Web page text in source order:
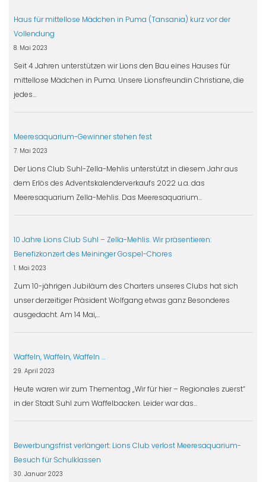
Haus für mittellose Mädchen in Puma (Tansania) kurz vor der
Vollendung
8. Mai 2023
Seit 4 Jahren unterstützen wir Lions den Bau eines Hauses für
mittellose Mädchen in Puma. Unsere Lionsfreundin Christiane, die
jedes…
Meeresaquarium-Gewinner stehen fest
7. Mai 2023
Der Lions Club Suhl-Zella-Mehlis unterstützt in diesem Jahr aus
dem Erlös des Adventskalenderverkaufs 2022 u.a. das
Meeresaquarium Zella-Mehlis. Das Meeresaquarium…
10 Jahre Lions Club Suhl – Zella-Mehlis. Wir präsentieren:
Benefizkonzert des Meininger Gospel-Chores
1. Mai 2023
Zum 10-jährigen Jubiläum des Charters unseres Clubs hat sich
unser derzeitiger Präsident Wolfgang etwas ganz Besonderes
ausgedacht. Am 14 Mai,…
Waffeln, Waffeln, Waffeln …
29. April 2023
Heute waren wir zum Thementag „Wir für hier – Regionales zuerst“
in der Stadt Suhl zum Waffelbacken. Leider war das…
Bewerbungsfrist verlängert: Lions Club verlost Meeresaquarium-
Besuch für Schulklassen
30. Januar 2023